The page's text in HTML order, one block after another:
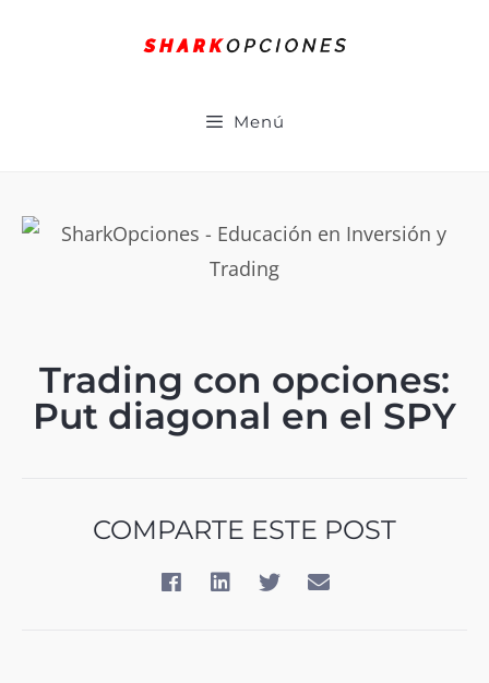
Menú
Trading con opciones:
Put diagonal en el SPY
COMPARTE ESTE POST